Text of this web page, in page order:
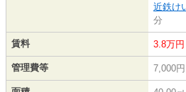
近鉄け
分
賃料 3.8万円
管理費等 7,000円